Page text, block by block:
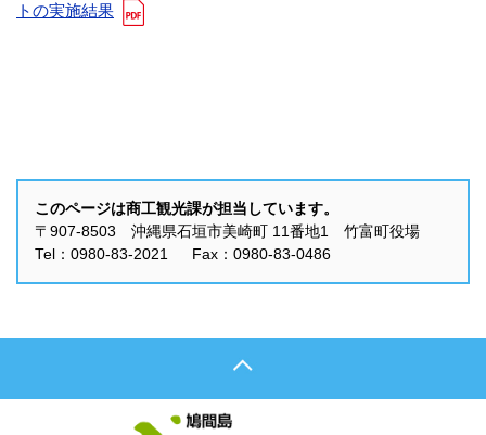
トの実施結果
このページは商工観光課が担当しています。
〒907-8503 沖縄県石垣市美崎町 11番地1 竹富町役場
Tel：0980-83-2021 Fax：0980-83-0486